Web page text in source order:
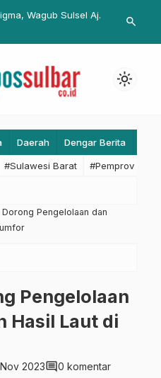
Wagub Sulsel Ajak
Berperan dalam
Prestasi
Sepak
search
light_mode
Daerah Dengar Berita
#Sulawesi Barat #Pemprov
Pengelolaan dan
Pengelolaan
Hasil Laut di
2023comment0 komentar